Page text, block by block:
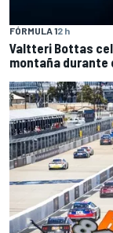
FÓRMULA 12 h
Valtteri Bottas
montaña durante